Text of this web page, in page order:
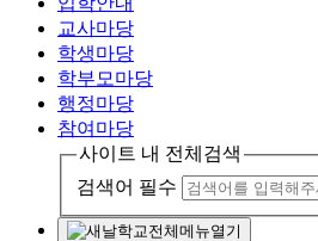
교사마당
학생마당
학부모마당
행정마당
참여마당
사이트 내 전체검색
검색어 필수
전체메뉴열기